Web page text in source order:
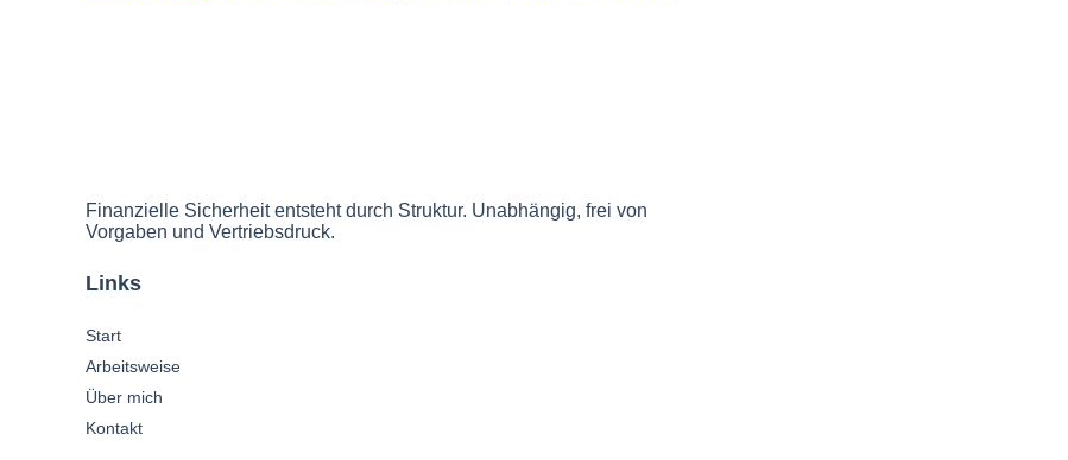
Finanzielle Sicherheit entsteht durch Struktur. Unabhängig, frei von
Vorgaben und Vertriebsdruck.
Links
Start
Arbeitsweise
Über mich
Kontakt